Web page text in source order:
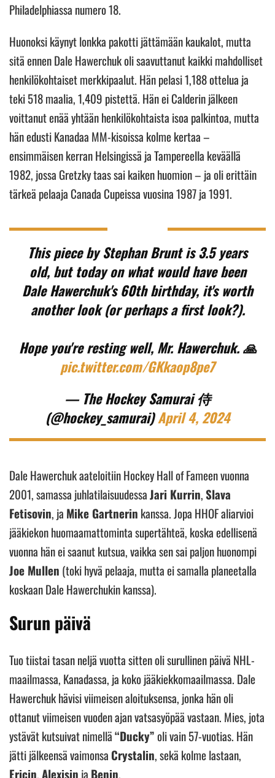
Philadelphiassa numero 18.
Huonoksi käynyt lonkka pakotti jättämään kaukalot, mutta
sitä ennen Dale Hawerchuk oli saavuttanut kaikki mahdolliset
henkilökohtaiset merkkipaalut. Hän pelasi 1,188 ottelua ja
teki 518 maalia, 1,409 pistettä. Hän ei Calderin jälkeen
voittanut enää yhtään henkilökohtaista isoa palkintoa, mutta
hän edusti Kanadaa MM-kisoissa kolme kertaa –
ensimmäisen kerran Helsingissä ja Tampereella keväällä
1982, jossa Gretzky taas sai kaiken huomion – ja oli erittäin
tärkeä pelaaja Canada Cupeissa vuosina 1987 ja 1991.
This piece by Stephan Brunt is 3.5 years
old, but today on what would have been
Dale Hawerchuk's 60th birthday, it's worth
another look (or perhaps a first look?).
Hope you're resting well, Mr. Hawerchuk. 🙏
pic.twitter.com/GKkaop8pe7
— The Hockey Samurai 侍
(@hockey_samurai)April 4, 2024
Dale Hawerchuk aateloitiin Hockey Hall of Fameen vuonna
2001, samassa juhlatilaisuudessaJari Kurrin,Slava
Fetisovin, ja Mike Gartnerin kanssa. Jopa HHOF aliarvioi
jääkiekon huomaamattominta supertähteä, koska edellisenä
vuonna hän ei saanut kutsua, vaikka sen sai paljon huonompi
Joe Mullen (toki hyvä pelaaja, mutta ei samalla planeetalla
koskaan Dale Hawerchukin kanssa).
Surun päivä
Tuo tiistai tasan neljä vuotta sitten oli surullinen päivä NHL-
maailmassa, Kanadassa, ja koko jääkiekkomaailmassa. Dale
Hawerchuk hävisi viimeisen aloituksensa, jonka hän oli
ottanut viimeisen vuoden ajan vatsasyöpää vastaan. Mies, jota
ystävät kutsuivat nimellä“Ducky”oli vain 57-vuotias. Hän
jätti jälkeensä vaimonsa Crystalin, sekä kolme lastaan,
Ericin,Alexisin ja Benin.